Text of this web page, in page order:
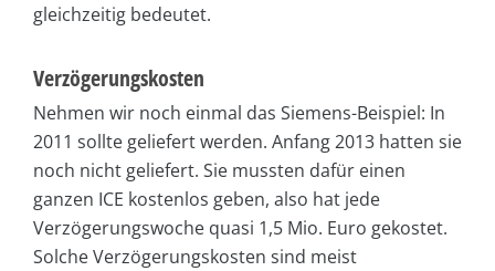
gleichzeitig bedeutet.
Verzögerungskosten
Nehmen wir noch einmal das Siemens-Beispiel: In
2011 sollte geliefert werden. Anfang 2013 hatten sie
noch nicht geliefert. Sie mussten dafür einen
ganzen ICE kostenlos geben, also hat jede
Verzögerungswoche quasi 1,5 Mio. Euro gekostet.
Solche Verzögerungskosten sind meist